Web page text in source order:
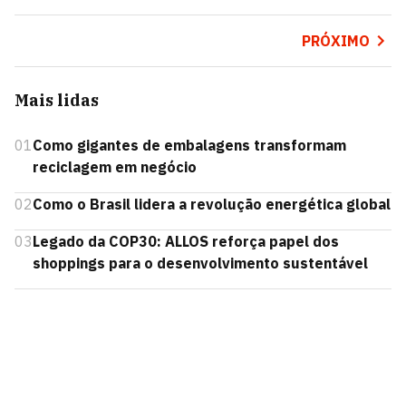
PRÓXIMO
Mais lidas
01Como gigantes de embalagens transformam
reciclagem em negócio
02Como o Brasil lidera a revolução energética global
03Legado da COP30: ALLOS reforça papel dos
shoppings para o desenvolvimento sustentável